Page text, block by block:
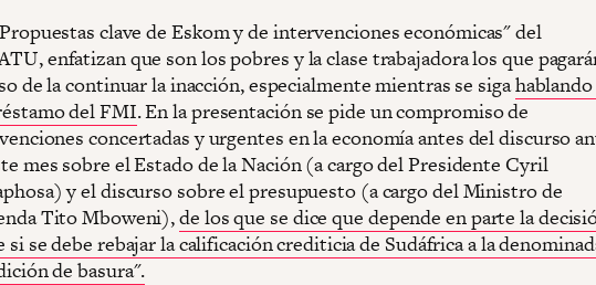
clave de Eskom y de intervenciones económicas" del
enfatizan que son los pobres y la clase trabajadora los que
de la continuar la inacción, especialmente mientras se siga
del FMI. En la presentación se pide un compromiso de
concertadas y urgentes en la economía antes del discurso
mes sobre el Estado de la Nación (a cargo del Presidente Cyril
y el discurso sobre el presupuesto (a cargo del Ministro de
Tito Mboweni),de los que se dice que depende en parte la
si se debe rebajar la calificación crediticia de Sudáfrica a la
de basura".